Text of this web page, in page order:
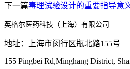
下一篇毒理试验设计的重要指导意
英格尔医药科技（上海）有限公司
地址：上海市闵行区瓶北路155号
155 Pingbei Rd,Minghang District,